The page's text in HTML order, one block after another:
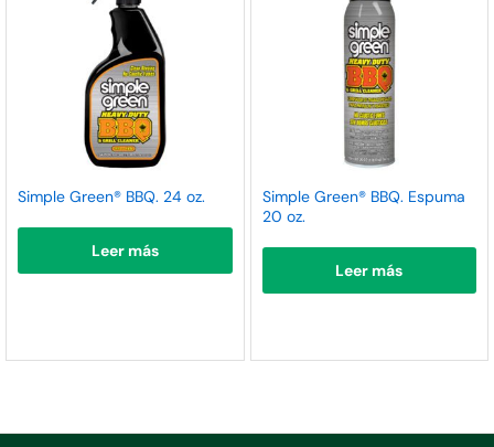
Simple Green® BBQ. 24 oz.
Leer más
Simple Green® BBQ. Espuma
20 oz.
Leer más